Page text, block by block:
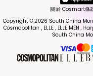
關於 Cosmart條
Copyright © 2026 South China
Cosmopolitan , ELLE , ELLE MEN ,
South China